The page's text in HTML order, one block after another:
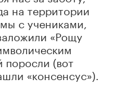
на территории
с учениками,
«Рощу
поросли (вот
«консенсус»).